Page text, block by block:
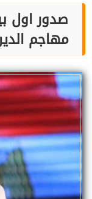
صدور اول
مهاجم